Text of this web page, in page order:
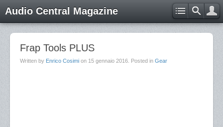
Audio Central Magazine
Frap Tools PLUS
Written by Enrico Cosimi on 15 gennaio 2016 . Posted in Gear